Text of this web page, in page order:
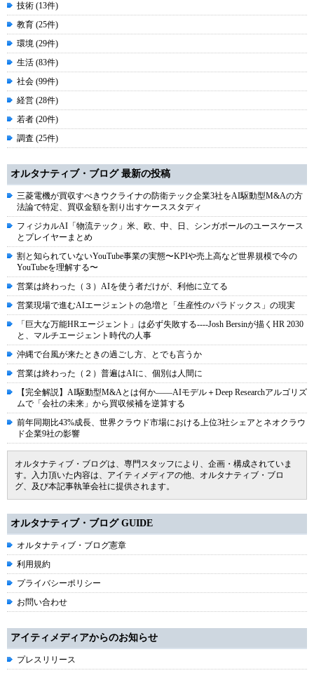
技術 (13件)
教育 (25件)
環境 (29件)
生活 (83件)
社会 (99件)
経営 (28件)
若者 (20件)
調査 (25件)
オルタナティブ・ブログ 最新の投稿
三菱電機が買収すべきウクライナの防衛テック企業3社をAI駆動型M&Aの方
法論で特定、買収金額を割り出すケーススタディ
フィジカルAI「物流テック」米、欧、中、日、シンガポールのユースケース
とプレイヤーまとめ
割と知られていないYouTube事業の実態〜KPIや売上高など世界規模で今の
YouTubeを理解する〜
営業は終わった（３）AIを使う者だけが、利他に立てる
営業現場で進むAIエージェントの急増と「生産性のパラドックス」の現実
「巨大な万能HRエージェント」は必ず失敗する----Josh Bersinが描くHR 2030
と、マルチエージェント時代の人事
沖縄で台風が来たときの過ごし方、とでも言うか
営業は終わった（２）普遍はAIに、個別は人間に
【完全解説】AI駆動型M&Aとは何か――AIモデル＋Deep Researchアルゴリズ
ムで「会社の未来」から買収候補を逆算する
前年同期比43%成長、世界クラウド市場における上位3社シェアとネオクラウ
ド企業9社の影響
オルタナティブ・ブログは、専門スタッフにより、企画・構成されていま
す。入力頂いた内容は、アイティメディアの他、オルタナティブ・ブロ
グ、及び本記事執筆会社に提供されます。
オルタナティブ・ブログ GUIDE
オルタナティブ・ブログ憲章
利用規約
プライバシーポリシー
お問い合わせ
アイティメディアからのお知らせ
プレスリリース